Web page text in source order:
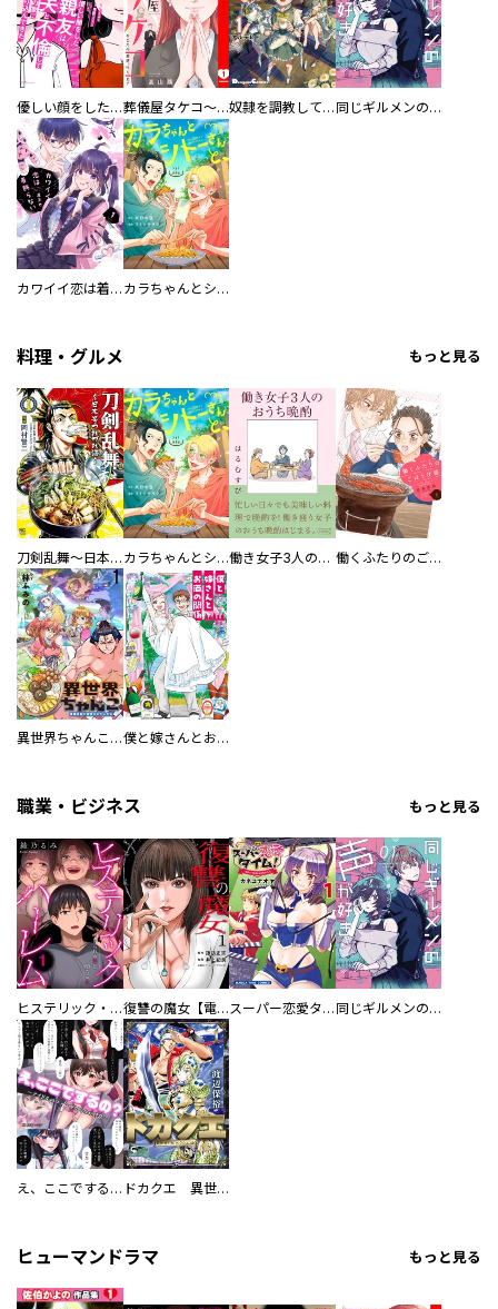
優しい顔をした親友は、夫と不倫して私の家に入り込んできた。 葬儀屋タケコ～あなたの最期、叶えます【電子単行本版】 奴隷を調教してハーレム作る 同じギルメンの声が好き
カワイイ恋は着飾らない カラちゃんとシトーさんと、 【分冊版】
料理・グルメ もっと見る
刀剣乱舞～日本号つれづれ酒～ カラちゃんとシトーさんと、 【分冊版】 働き女子3人のおうち晩酌 働くふたりのごほうび飯
異世界ちゃんこ～横綱目前に召喚されたんだが～ 【連載版】 僕と嫁さんとお酒の関係
職業・ビジネス もっと見る
ヒステリック・ハーレム～搾られる男と堕ちる女～【電子単行本版】 復讐の魔女【電子単行本版】 スーパー恋愛タイム！～現場でドＳな彼女は自宅でデレる～ 同じギルメンの声が好き
え、ここでするの？ アイドルのファンが知らない日常 ドカクエ 異世界ドカコッククエスト
ヒューマンドラマ もっと見る